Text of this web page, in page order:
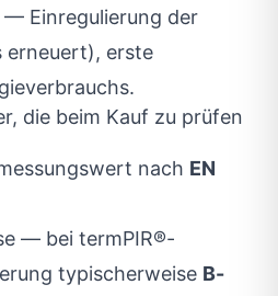
— Einregulierung der
erneuert), erste
die beim Kauf zu prüfen
nach EN
— bei termPIR®-
typischerweise B-